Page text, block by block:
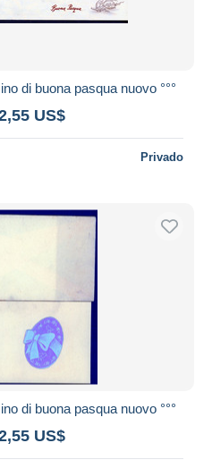
di buona pasqua nuovo °°°
US$
Privado
di buona pasqua nuovo °°°
US$